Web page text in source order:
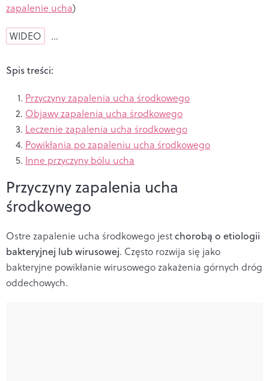
zapalenie ucha)
WIDEO …
Spis treści:
Przyczyny zapalenia ucha środkowego
Objawy zapalenia ucha środkowego
Leczenie zapalenia ucha środkowego
Powikłania po zapaleniu ucha środkowego
Inne przyczyny bólu ucha
Przyczyny zapalenia ucha
środkowego
Ostre zapalenie ucha środkowego jestchorobą o etiologii
bakteryjnej lub wirusowej. Często rozwija się jako
bakteryjne powikłanie wirusowego zakażenia górnych dróg
oddechowych.